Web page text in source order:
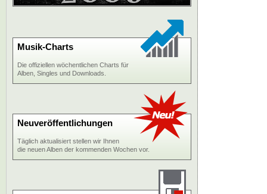
Musik-Charts
Die offiziellen wöchentlichen Charts für
Alben, Singles und Downloads.
Neuveröffentlichungen
Täglich aktualisiert stellen wir Ihnen
die neuen Alben der kommenden Wochen vor.